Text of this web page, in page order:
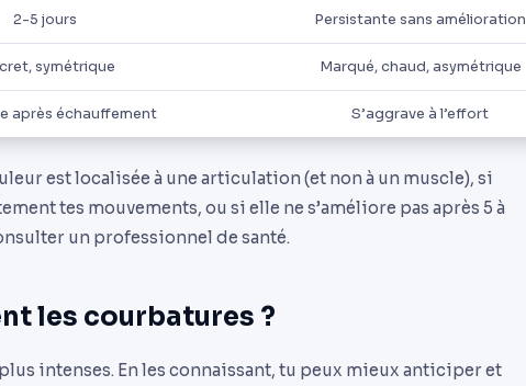
2-5 jours Persistante sans amélioration
symétrique Marqué, chaud, asymétrique
après échauffement S’aggrave à l’effort
est localisée à une articulation (et non à un muscle), si
tes mouvements, ou si elle ne s’améliore pas après 5 à
un professionnel de santé.
les courbatures ?
intenses. En les connaissant, tu peux mieux anticiper et